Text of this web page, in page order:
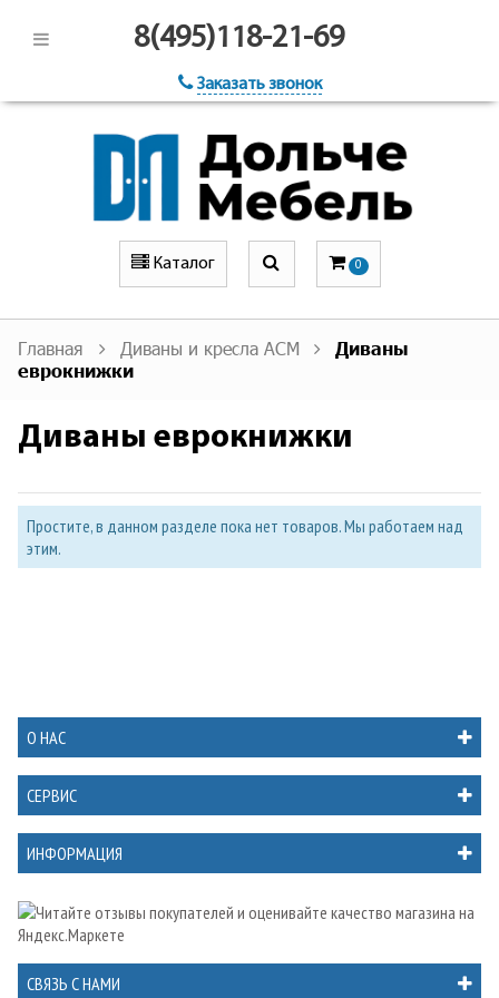
8(495)118-21-69
Заказать звонок
Каталог 0
Главная Диваны и кресла АСМ
Диваны
еврокнижки
Диваны еврокнижки
Простите, в данном разделе пока нет товаров. Мы работаем над
этим.
О НАС
СЕРВИС
ИНФОРМАЦИЯ
СВЯЗЬ С НАМИ